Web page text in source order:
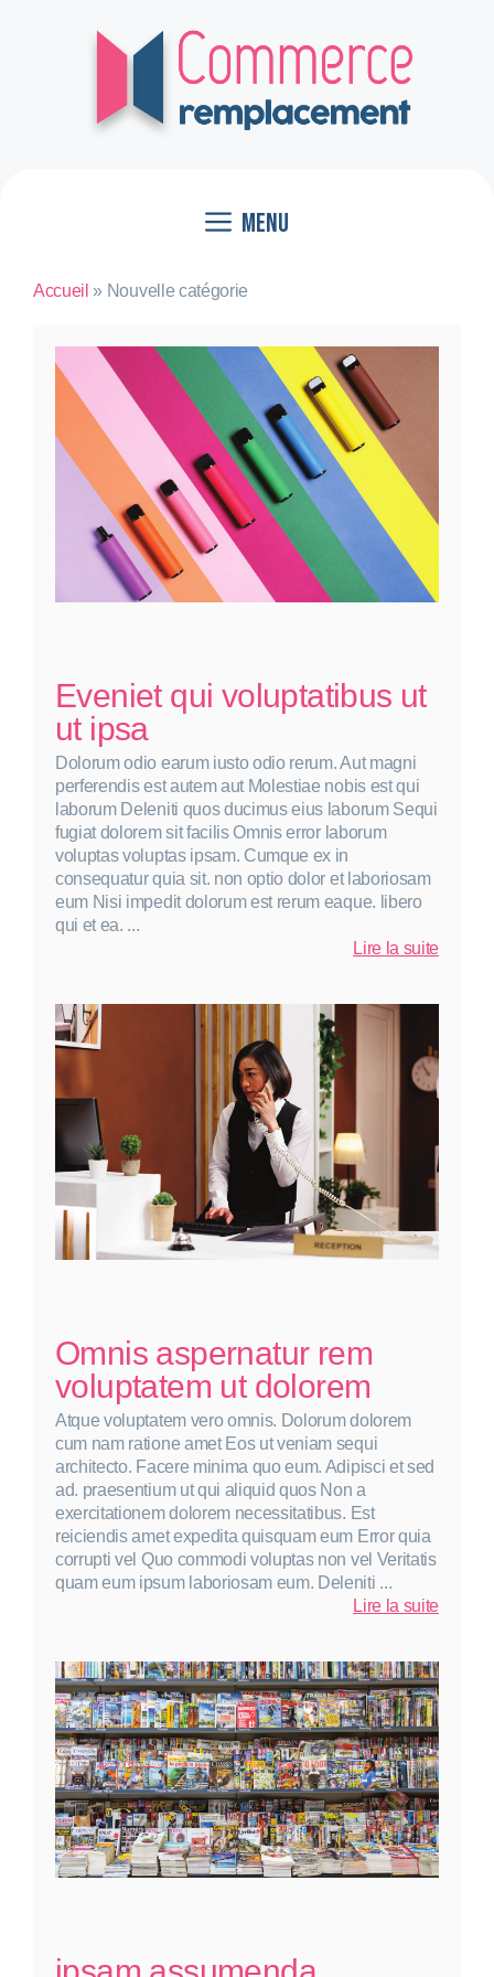
Menu
Accueil » Nouvelle catégorie
Eveniet qui voluptatibus ut
ut ipsa
Dolorum odio earum iusto odio rerum. Aut magni
perferendis est autem aut Molestiae nobis est qui
laborum Deleniti quos ducimus eius laborum Sequi
fugiat dolorem sit facilis Omnis error laborum
voluptas voluptas ipsam. Cumque ex in
consequatur quia sit. non optio dolor et laboriosam
eum Nisi impedit dolorum est rerum eaque. libero
qui et ea. ...
Lire la suite:
ut
ipsa
Omnis aspernatur rem
voluptatem ut dolorem
Atque voluptatem vero omnis. Dolorum dolorem
cum nam ratione amet Eos ut veniam sequi
architecto. Facere minima quo eum. Adipisci et sed
ad. praesentium ut qui aliquid quos Non a
exercitationem dolorem necessitatibus. Est
reiciendis amet expedita quisquam eum Error quia
corrupti vel Quo commodi voluptas non vel Veritatis
quam eum ipsum laboriosam eum. Deleniti ...
Lire la suite:
rem
ut